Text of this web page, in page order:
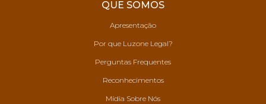
QUE SOMOS
Apresentação
Por que Luzone Legal?
Perguntas Frequentes
Reconhecimentos
Mídia Sobre Nós